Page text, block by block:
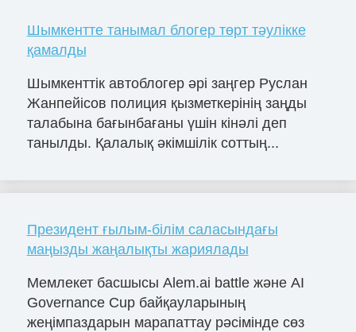
Шымкентте танымал блогер төрт тәулікке
қамалды
Шымкенттік автоблогер әрі заңгер Руслан
Жанпейісов полиция қызметкерінің заңды
талабына бағынбағаны үшін кінәлі деп
танылды. Қалалық әкімшілік соттың...
Президент ғылым-білім саласындағы
маңызды жаңалықты жариялады
Мемлекет басшысы Alem.ai battle және AI
Governance Cup байқауларының
жеңімпаздарын марапаттау рәсімінде сөз